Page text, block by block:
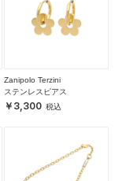
Zanipolo Terzini
ステンレスピアス
3,300